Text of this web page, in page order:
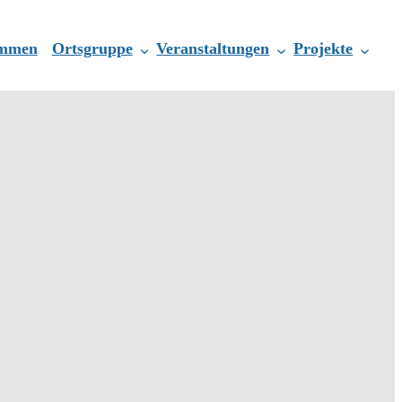
Ortsgruppe Veranstaltungen Projekte